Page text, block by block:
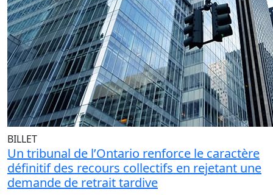
BILLET
Un tribunal de l’Ontario renforce le caractère
définitif des recours collectifs en rejetant une
demande de retrait tardive